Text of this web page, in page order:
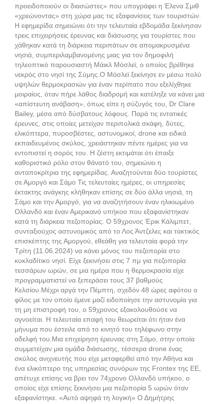
προειδοποιούν οι διασώστες» που υπογράφει η Έλενα Σμιθ
«χρεώνοντας» στη χώρα μας τις εξαφανίσεις των τουριστών.
Η εφημερίδα σημειώνει ότι την τελευταία εβδομάδα ξεκίνησαν
τρεις επιχειρήσεις έρευνας και διάσωσης για τουρίστες που
χάθηκαν κατά τη διάρκεια περιπάτων σε απομακρυσμένα
νησιά, συμπεριλαμβανομένης μιας για τον δημοφιλή
τηλεοπτικό παρουσιαστή Μάικλ Μόσλεϊ, ο οποίος βρέθηκε
νεκρός στο νησί της Σύμης.Ο Μόσλεϊ ξεκίνησε εν μέσω πολύ
υψηλών θερμοκρασιών για έναν περίπατο που εξελίχθηκε
μοιραίος, όταν πήρε λάθος διαδρομή και κατέληξε να κάνει μια
«απίστευτη ανάβαση», όπως είπε η σύζυγός του, Dr Clare
Bailey, μέσα από δύσβατους λόφους. Παρά τις εντατικές
έρευνες, στις οποίες μετείχαν περιπολικά σκάφη, δύτες,
ελικόπτερα, πυροσβέστες, αστυνομικοί, drone και ειδικά
εκπαιδευμένος σκύλος, χρειάστηκαν πέντε ημέρες για να
εντοπιστεί η σορός του. Η ζέστη εκτιμάται ότι έπαιξε
καθοριστικό ρόλο στον θάνατό του, σημειώνει η
ανταποκρίτρια της εφημερίδας. Αναζητούνται δύο τουρίστες
σε Αμοργό και Σάμο Τις τελευταίες ημέρες, οι υπηρεσίες
έκτακτης ανάγκης κλήθηκαν επίσης σε δύο άλλα νησιά, τη
Σάμο και την Αμοργό, για να αναζητήσουν έναν ηλικιωμένο
Ολλανδό και έναν Αμερικανό υπήκοο που εξαφανίστηκαν
κατά τη διάρκεια πεζοπορίας. Ο 59χρονος Έρικ Κάλιμπετ,
συνταξιούχος αστυνομικός από το Λος Άντζελες και τακτικός
επισκέπτης της Αμοργού, εθεάθη για τελευταία φορά την
Τρίτη (11.06.2024) να κάνει μόνος του πεζοπορία στο
κυκλαδίτικο νησί. Είχε ξεκινήσει στις 7 πμ για πεζοπορία
τεσσάρων ωρών, σε μια ημέρα που η θερμοκρασία είχε
προγραμματιστεί να ξεπεράσει τους 37 βαθμούς
Κελσίου.Μέχρι αργά την Πέμπτη, σχεδόν 48 ώρες αφότου ο
φίλος με τον οποίο έμενε μαζί ειδοποίησε την αστυνομία για
τη μη επιστροφή του, ο 59χρονος εξακολουθούσε να
αγνοείται. Η τελευταία επαφή του θεωρείται ότι ήταν ένα
μήνυμα που έστειλε από το κινητό του τηλέφωνο στην
αδελφή του.Μια επιχείρηση έρευνας στη Σάμο, στην οποία
συμμετείχαν μια ομάδα διάσωσης, τέσσερα drone ένας
σκύλος ανιχνευτής που είχε μεταφερθεί από την Αθήνα και
ένα ελικόπτερο της υπηρεσίας συνόρων της Frontex της ΕΕ,
απέτυχε επίσης να βρει τον 74χρονο Ολλανδό υπήκοο, ο
οποίος είχε επίσης ξεκινήσει μια πεζοπορία 5 ωρών όταν
εξαφανίστηκε. «Αυτό αψηφά τη λογική» Ο Δημήτρης